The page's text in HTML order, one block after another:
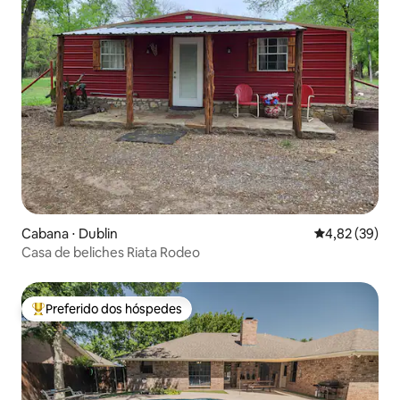
Cabana ⋅ Dublin 4,82 de uma
4,82 (39)
Casa de beliches Riata Rodeo
Entre os melhores preferidos dos hóspedes
Preferido dos hóspedes